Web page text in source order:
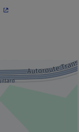
- Cet hyperlien